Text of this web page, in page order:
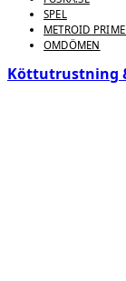
SPEL
METROID
OMDÖMEN
Köttutrustning